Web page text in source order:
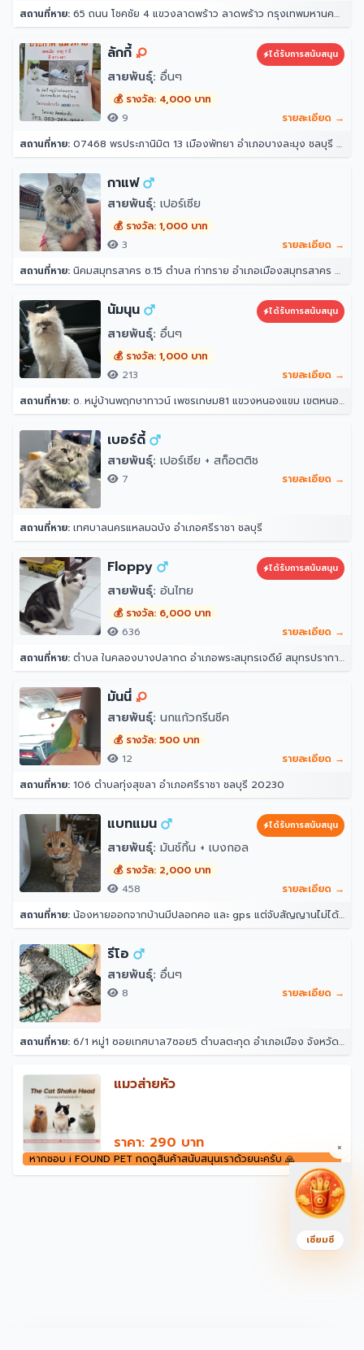
สถานที่หาย: 65 ถนน โชคชัย 4 แขวงลาดพร้าว ลาดพร้าว กรุงเทพมหานคร 10230
ลักกี้ ได้รับการสนับสนุน
สายพันธุ์: อื่นๆ
💰 รางวัล: 4,000 บาท
9
รายละเอียด →
สถานที่หาย: 07468 พรประภานิมิต 13 เมืองพัทยา อำเภอบางละมุง ชลบุรี 20150
กาแฟ
สายพันธุ์: เปอร์เซีย
💰 รางวัล: 1,000 บาท
3
รายละเอียด →
สถานที่หาย: นิคมสมุทรสาคร ซ.15 ตำบล ท่าทราย อำเภอเมืองสมุทรสาคร สมุทรสาคร 74000
นัมนุน ได้รับการสนับสนุน
สายพันธุ์: อื่นๆ
💰 รางวัล: 1,000 บาท
213
รายละเอียด →
สถานที่หาย: ซ. หมู่บ้านพฤกษาทาวน์ เพชรเกษม81 แขวงหนองแขม เขตหนองแขม กรุงเทพมหานคร 10160
เบอร์ดี้
สายพันธุ์: เปอร์เซีย + สก็อตติช
7 รายละเอียด →
สถานที่หาย: เทศบาลนครแหลมฉบัง อำเภอศรีราชา ชลบุรี
Floppy ได้รับการสนับสนุน
สายพันธุ์: อ้นไทย
💰 รางวัล: 6,000 บาท
636
รายละเอียด →
สถานที่หาย: ตำบล ในคลองบางปลากด อำเภอพระสมุทรเจดีย์ สมุทรปราการ 10290
มันนี่
สายพันธุ์: นกแก้วกรีนชีค
💰 รางวัล: 500 บาท
12
รายละเอียด →
สถานที่หาย: 106 ตำบลทุ่งสุขลา อำเภอศรีราชา ชลบุรี 20230
แบทแมน ได้รับการสนับสนุน
สายพันธุ์: มันช์กิ้น + เบงกอล
💰 รางวัล: 2,000 บาท
458
รายละเอียด →
สถานที่หาย: น้องหายออกจากบ้านมีปลอกคอ และ gps แต่จับสัญญานไม่ได้ จุดที่น้องหายล่าสุดคือ หลังบ้าน204 ราณี 7 แขวงคันนายาว เขตคันนายาว กรุงเทพมหานคร 10230
รีโอ
สายพันธุ์: อื่นๆ
8 รายละเอียด →
สถานที่หาย: 6/1 หมู่1 ซอยเทศบาล7ซอย5 ตำบลตะกุด อำเภอเมือง จังหวัดสระบุรี
แมวส่ายหัว
ราคา: 290 บาท
หากชอบ i FOUND PET กดดูสินค้าสนับสนุนเราด้วยนะครับ 🙏
×
เซียมซี